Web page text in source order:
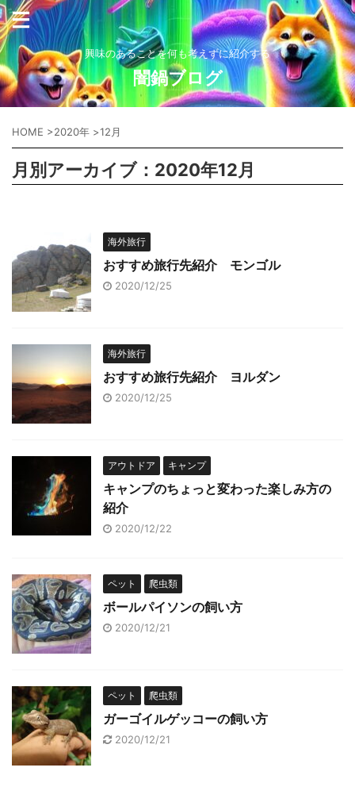
興味のあることを何も考えずに紹介する
闇鍋ブログ
HOME >2020年 >12月
月別アーカイブ：2020年12月
海外旅行
おすすめ旅行先紹介 モンゴル
2020/12/25
海外旅行
おすすめ旅行先紹介 ヨルダン
2020/12/25
アウトドア キャンプ
キャンプのちょっと変わった楽しみ方の
紹介
2020/12/22
ペット 爬虫類
ボールパイソンの飼い方
2020/12/21
ペット 爬虫類
ガーゴイルゲッコーの飼い方
2020/12/21